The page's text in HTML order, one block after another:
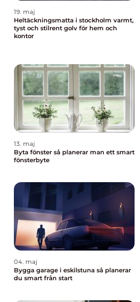
19. maj
Heltäckningsmatta i stockholm varmt,
tyst och stilrent golv för hem och
kontor
13. maj
Byta fönster så planerar man ett smart
fönsterbyte
04. maj
Bygga garage i eskilstuna så planerar
du smart från start